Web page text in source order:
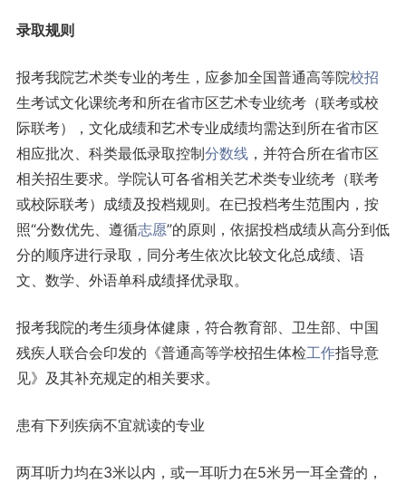
录取规则
报考我院艺术类专业的考生，应参加全国普通高等院校招
生考试文化课统考和所在省市区艺术专业统考（联考或校
际联考），文化成绩和艺术专业成绩均需达到所在省市区
相应批次、科类最低录取控制分数线，并符合所在省市区
相关招生要求。学院认可各省相关艺术类专业统考（联考
或校际联考）成绩及投档规则。在已投档考生范围内，按
照“分数优先、遵循志愿”的原则，依据投档成绩从高分到低
分的顺序进行录取，同分考生依次比较文化总成绩、语
文、数学、外语单科成绩择优录取。
报考我院的考生须身体健康，符合教育部、卫生部、中国
残疾人联合会印发的《普通高等学校招生体检工作指导意
见》及其补充规定的相关要求。
患有下列疾病不宜就读的专业
两耳听力均在3米以内，或一耳听力在5米另一耳全聋的，